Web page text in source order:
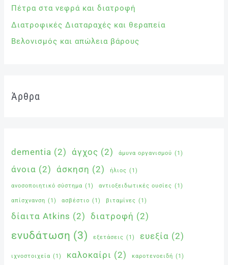
Πέτρα στα νεφρά και διατροφή
Διατροφικές Διαταραχές και θεραπεία
Βελονισμός και απώλεια βάρους
Άρθρα
dementia (2) άγχος (2) άμυνα οργανισμού (1)
άνοια (2) άσκηση (2) ήλιος (1)
ανοσοποιητικό σύστημα (1) αντιοξειδωτικές ουσίες (1)
απίσχνανση (1) ασβέστιο (1) βιταμίνες (1)
δίαιτα Atkins (2) διατροφή (2)
ενυδάτωση (3) εξετάσεις (1) ευεξία (2)
ιχνοστοιχεία (1) καλοκαίρι (2) καροτενοειδή (1)